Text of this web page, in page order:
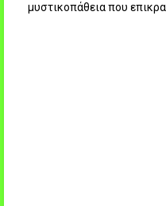
μυστικοπάθεια που